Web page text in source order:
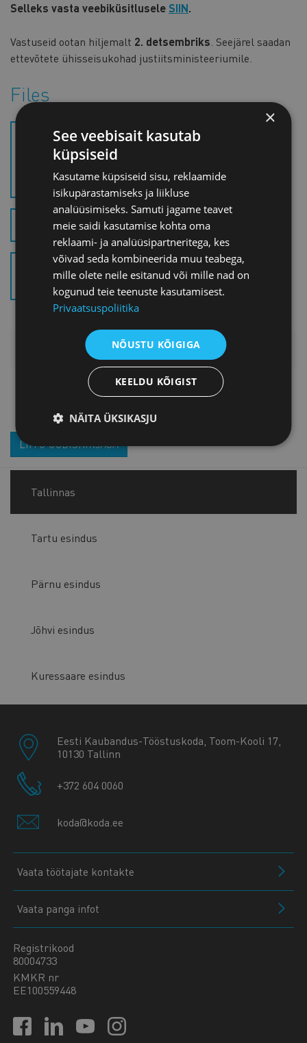
Selleks vasta veebiküsitluseleSIIN.
Vastuseid ootan hiljemalt 2. detsembriks . Seejärel saadan
ettevõtete ühisseisukohad justiitsministeeriumile.
Files
MINISTEERIUMI KOOSTATUD
ÜLEVAADE
VALIKUVÕIMALUSTE KOHTA
KAUPADE DIREKTIIV (.PDF)
DIGITAALSE SISU DIREKTIIV
LISAINFO
LIITU UUDISKIRJAGA
Tallinnas
Tartu esindus
Pärnu esindus
Jõhvi esindus
Kuressaare esindus
Eesti Kaubandus-Tööstuskoda, Toom-Kooli 17,
10130 Tallinn
+372 604 0060
koda@koda.ee
Vaata töötajate kontakte
Vaata panga infot
Registrikood
80004733
KMKR nr
EE100559448
×
See veebisait kasutab
küpsiseid
Kasutame küpsiseid sisu, reklaamide
isikupärastamiseks ja liikluse
analüüsimiseks. Samuti jagame teavet
meie saidi kasutamise kohta oma
reklaami- ja analüüsipartneritega, kes
võivad seda kombineerida muu teabega,
mille olete neile esitanud või mille nad on
kogunud teie teenuste kasutamisest.
Privaatsuspoliitika
NÕUSTU KÕIGIGA
KEELDU KÕIGIST
NÄITA ÜKSIKASJU